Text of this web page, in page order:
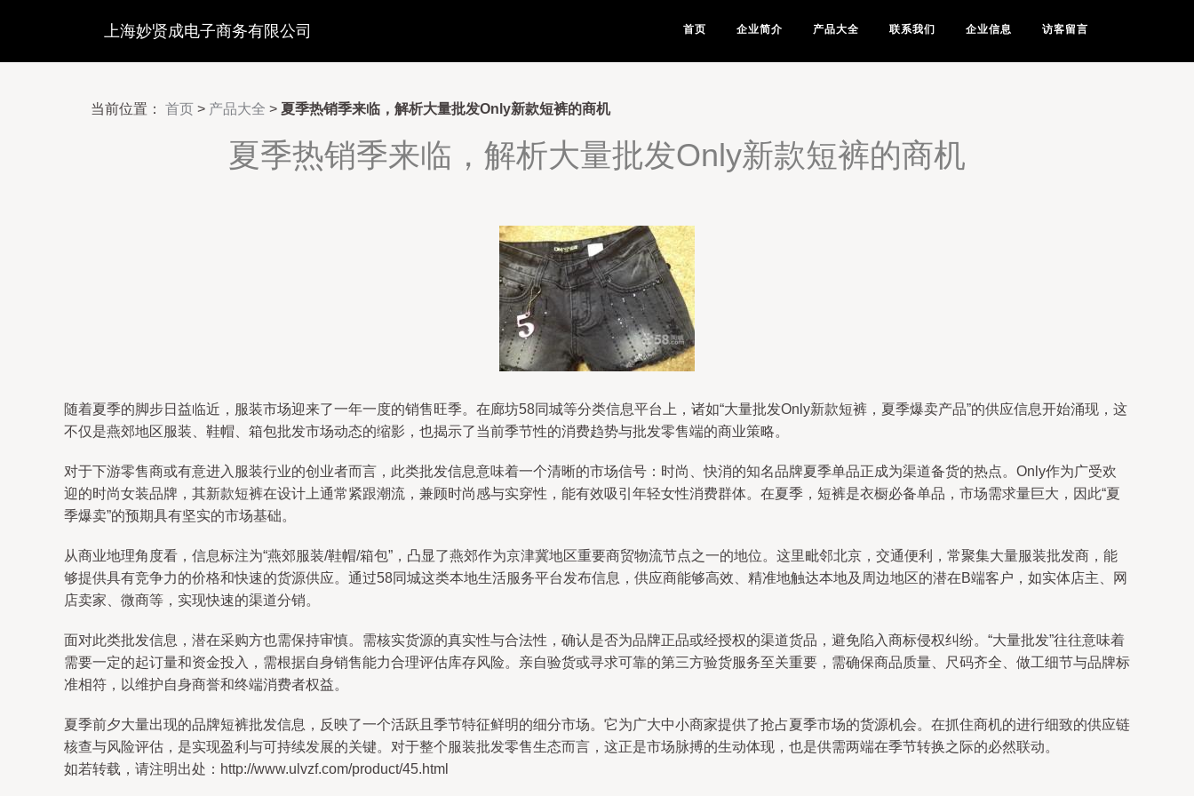
上海妙贤成电子商务有限公司 首页 企业简介 产品大全 联系我们 企业信息 访客留言
当前位置： 首页 > 产品大全 > 夏季热销季来临，解析大量批发Only新款短裤的商机
夏季热销季来临，解析大量批发Only新款短裤的商机
随着夏季的脚步日益临近，服装市场迎来了一年一度的销售旺季。在廊坊58同城等分类信息平台上，诸如“大量批发Only新款短裤，夏季爆卖产品”的供应信息开始涌现，这
不仅是燕郊地区服装、鞋帽、箱包批发市场动态的缩影，也揭示了当前季节性的消费趋势与批发零售端的商业策略。
对于下游零售商或有意进入服装行业的创业者而言，此类批发信息意味着一个清晰的市场信号：时尚、快消的知名品牌夏季单品正成为渠道备货的热点。Only作为广受欢
迎的时尚女装品牌，其新款短裤在设计上通常紧跟潮流，兼顾时尚感与实穿性，能有效吸引年轻女性消费群体。在夏季，短裤是衣橱必备单品，市场需求量巨大，因此“夏
季爆卖”的预期具有坚实的市场基础。
从商业地理角度看，信息标注为“燕郊服装/鞋帽/箱包”，凸显了燕郊作为京津冀地区重要商贸物流节点之一的地位。这里毗邻北京，交通便利，常聚集大量服装批发商，能
够提供具有竞争力的价格和快速的货源供应。通过58同城这类本地生活服务平台发布信息，供应商能够高效、精准地触达本地及周边地区的潜在B端客户，如实体店主、网
店卖家、微商等，实现快速的渠道分销。
面对此类批发信息，潜在采购方也需保持审慎。需核实货源的真实性与合法性，确认是否为品牌正品或经授权的渠道货品，避免陷入商标侵权纠纷。“大量批发”往往意味着
需要一定的起订量和资金投入，需根据自身销售能力合理评估库存风险。亲自验货或寻求可靠的第三方验货服务至关重要，需确保商品质量、尺码齐全、做工细节与品牌标
准相符，以维护自身商誉和终端消费者权益。
夏季前夕大量出现的品牌短裤批发信息，反映了一个活跃且季节特征鲜明的细分市场。它为广大中小商家提供了抢占夏季市场的货源机会。在抓住商机的进行细致的供应链
核查与风险评估，是实现盈利与可持续发展的关键。对于整个服装批发零售生态而言，这正是市场脉搏的生动体现，也是供需两端在季节转换之际的必然联动。
如若转载，请注明出处：http://www.ulvzf.com/product/45.html